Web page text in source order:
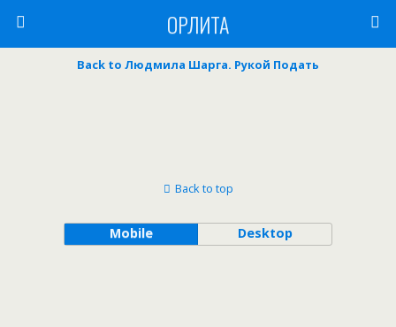
ОРЛИТА
Back to Людмила Шарга. Рукой Подать
Back to top
Mobile Desktop